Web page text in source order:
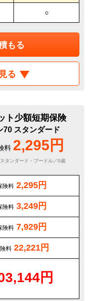
○
もる
る
ト少額短期保険
70 スタンダード
料 2,295円
タンダード・プードル／0歳
険料 2,295円
険料 3,249円
険料 7,929円
料 22,221円
円